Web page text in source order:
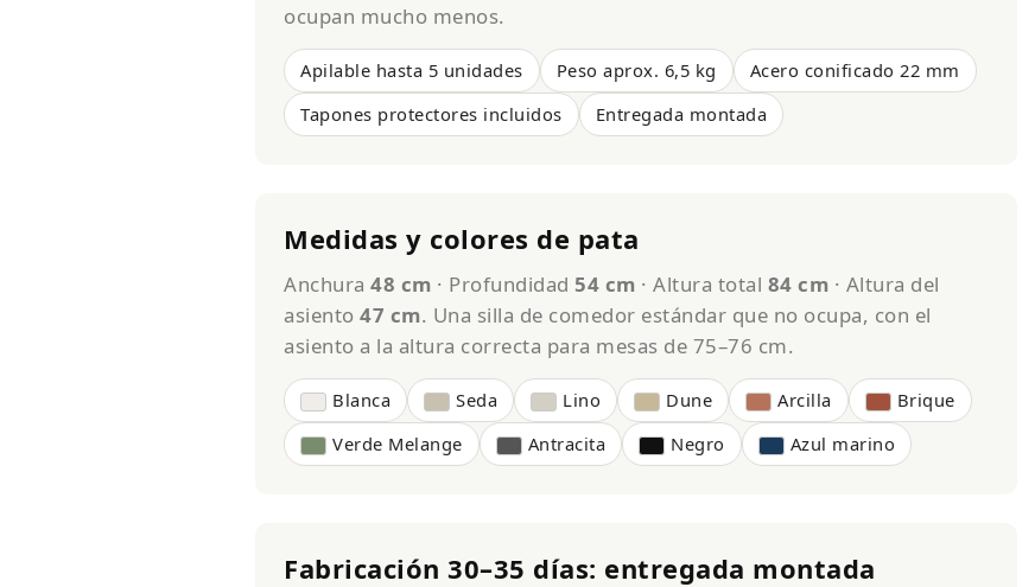
ocupan mucho menos.
Apilable hasta 5 unidades Peso aprox. 6,5 kg
Acero conificado 22 mm
Tapones protectores incluidos
Entregada montada
Medidas y colores de pata
Anchura 48 cm · Profundidad 54 cm · Altura total 84 cm · Altura del
asiento 47 cm. Una silla de comedor estándar que no ocupa, con el
asiento a la altura correcta para mesas de 75–76 cm.
Blanca Seda Lino Dune Arcilla
Brique
Verde Melange
Antracita Negro Azul marino
Fabricación 30–35 días: entregada montada